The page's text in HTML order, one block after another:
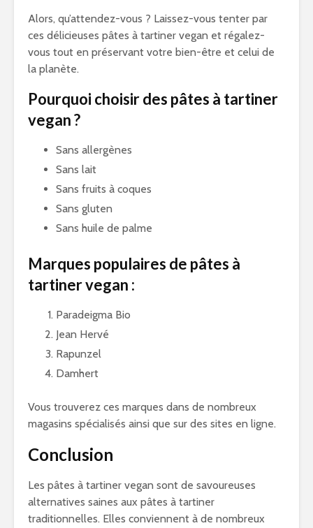
Alors, qu’attendez-vous ? Laissez-vous tenter par
ces délicieuses pâtes à tartiner vegan et régalez-
vous tout en préservant votre bien-être et celui de
la planète.
Pourquoi choisir des pâtes à tartiner
vegan ?
Sans allergènes
Sans lait
Sans fruits à coques
Sans gluten
Sans huile de palme
Marques populaires de pâtes à
tartiner vegan :
Paradeigma Bio
Jean Hervé
Rapunzel
Damhert
Vous trouverez ces marques dans de nombreux
magasins spécialisés ainsi que sur des sites en ligne.
Conclusion
Les pâtes à tartiner vegan sont de savoureuses
alternatives saines aux pâtes à tartiner
traditionnelles. Elles conviennent à de nombreux